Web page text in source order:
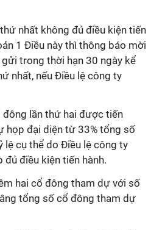
nhất không đủ điều kiện tiến
1 Điều này thì thông báo mời
trong thời hạn 30 ngày kể
nhất, nếu Điều lệ công ty
lần thứ hai được tiến
họp đại diện từ 33% tổng số
lệ cụ thể do Điều lệ công ty
đủ điều kiện tiến hành.
hai cổ đông tham dự với số
tổng số cổ đông tham dự